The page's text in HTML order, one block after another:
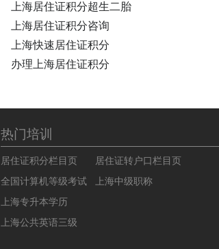
上海居住证积分超生二胎
上海居住证积分咨询
上海快速居住证积分
办理上海居住证积分
热门培训
居住证积分栏目页
全国计算机等级考试
上海专升本学历
上海公共英语三级
居住证转户口栏目页
上海中级职称